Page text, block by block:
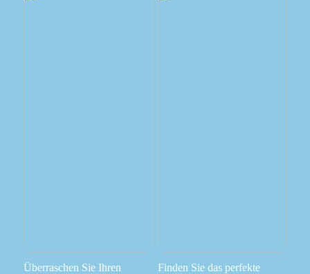
Überraschen Sie Ihren
Finden Sie das perfekte